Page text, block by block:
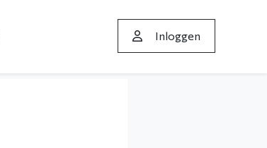
Inloggen